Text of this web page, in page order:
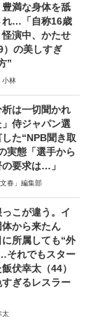
豊満な身体を舐
れ…「自称16歳
演中、かたせ
）の美しすぎ
”
小林
析は一切聞かれ
侍ジャパン選
た“NPB聞き取
実態「選手から
要求は…」
文春」編集部
っこが違う。イ
体から来たん
所属しても“外
それでもスター
伏幸太（44）
ぎるレスラー
太